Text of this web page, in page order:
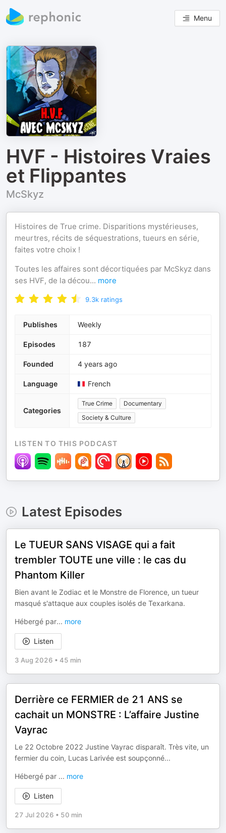
Menu
HVF - Histoires Vraies
et Flippantes
McSkyz
Histoires de True crime. Disparitions mystérieuses,
meurtres, récits de séquestrations, tueurs en série,
faites votre choix !
Toutes les affaires sont décortiquées par McSkyz dans
ses HVF, de la décou... more
9.3k ratings
Publishes Weekly
Episodes 187
Founded 4 years ago
Language French
Categories
True Crime
Documentary
Society & Culture
LISTEN TO THIS PODCAST
Latest Episodes
Le TUEUR SANS VISAGE qui a fait
trembler TOUTE une ville : le cas du
Phantom Killer
Bien avant le Zodiac et le Monstre de Florence, un tueur
masqué s'attaque aux couples isolés de Texarkana.
Hébergé par... more
Listen
3 Aug 2026 • 45 min
Derrière ce FERMIER de 21 ANS se
cachait un MONSTRE : L’affaire Justine
Vayrac
Le 22 Octobre 2022 Justine Vayrac disparaît. Très vite, un
fermier du coin, Lucas Larivée est soupçonné...
Hébergé par ... more
Listen
27 Jul 2026 • 50 min